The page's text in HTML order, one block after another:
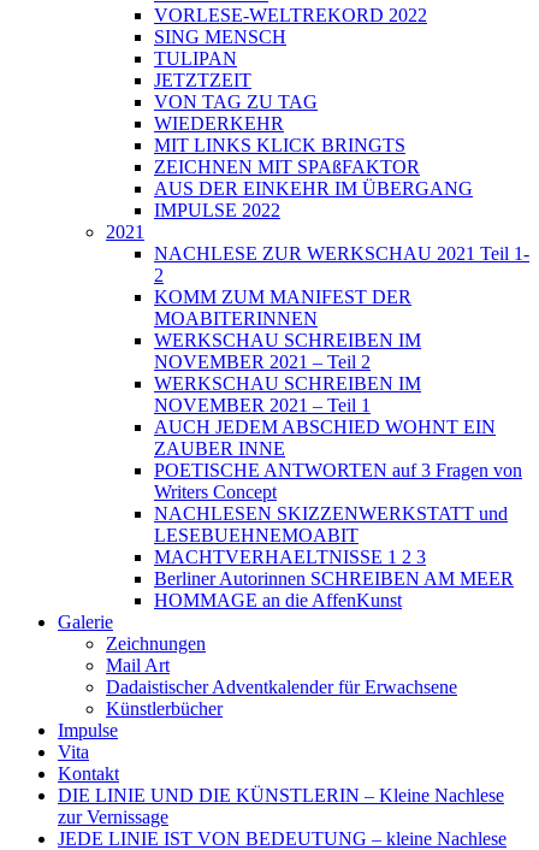
VORLESE-WELTREKORD 2022
SING MENSCH
TULIPAN
JETZTZEIT
VON TAG ZU TAG
WIEDERKEHR
MIT LINKS KLICK BRINGTS
ZEICHNEN MIT SPAßFAKTOR
AUS DER EINKEHR IM ÜBERGANG
IMPULSE 2022
2021
NACHLESE ZUR WERKSCHAU 2021 Teil 1-
2
KOMM ZUM MANIFEST DER
MOABITERINNEN
WERKSCHAU SCHREIBEN IM
NOVEMBER 2021 – Teil 2
WERKSCHAU SCHREIBEN IM
NOVEMBER 2021 – Teil 1
AUCH JEDEM ABSCHIED WOHNT EIN
ZAUBER INNE
POETISCHE ANTWORTEN auf 3 Fragen von
Writers Concept
NACHLESEN SKIZZENWERKSTATT und
LESEBUEHNEMOABIT
MACHTVERHAELTNISSE 1 2 3
Berliner Autorinnen SCHREIBEN AM MEER
HOMMAGE an die AffenKunst
Galerie
Zeichnungen
Mail Art
Dadaistischer Adventkalender für Erwachsene
Künstlerbücher
Impulse
Vita
Kontakt
DIE LINIE UND DIE KÜNSTLERIN – Kleine Nachlese
zur Vernissage
JEDE LINIE IST VON BEDEUTUNG – kleine Nachlese